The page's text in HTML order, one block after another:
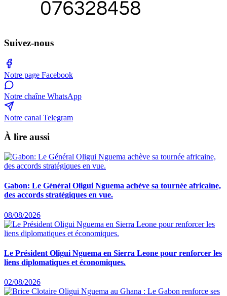
Suivez-nous
Notre page Facebook
Notre chaîne WhatsApp
Notre canal Telegram
À lire aussi
Gabon: Le Général Oligui Nguema achève sa tournée africaine,
des accords stratégiques en vue.
08/08/2026
Le Président Oligui Nguema en Sierra Leone pour renforcer les
liens diplomatiques et économiques.
02/08/2026